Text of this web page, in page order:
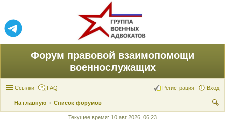
Форум правовой взаимопомощи
военнослужащих
Ссылки FAQ Вход
Регистрация
На главную
Список форумов
Текущее время: 10 авг 2026, 06:23